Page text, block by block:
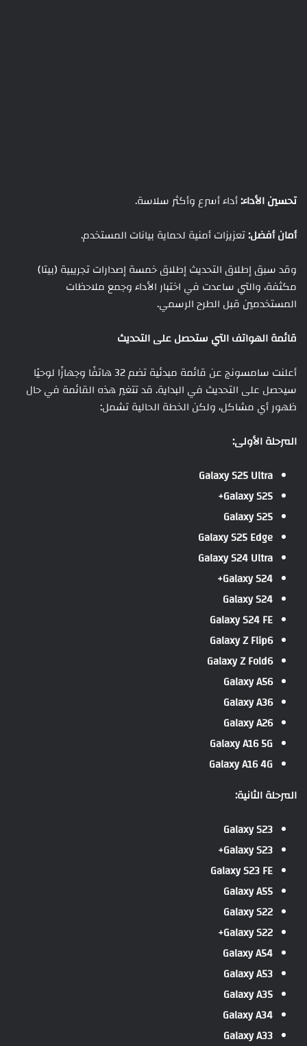
تحسين الأداء:أداء أسرع وأكثر سلاسة.
أمان أفضل:تعزيزات أمنية لحماية بيانات المستخدم.
وقد سبق إطلاق التحديث إطلاق خمسة إصدارات تجريبية (بيتا)
مكثفة، والتي ساعدت في اختبار الأداء وجمع ملاحظات
المستخدمين قبل الطرح الرسمي.
قائمة الهواتف التي ستحصل على التحديث
أعلنت سامسونج عن قائمة مبدئية تضم 32 هاتفًا وجهازًا لوحيًا
سيحصل على التحديث في البداية. قد تتغير هذه القائمة في حال
ظهور أي مشاكل، ولكن الخطة الحالية تشمل:
المرحلة الأولى:
Galaxy S25 Ultra
Galaxy S25+
Galaxy S25
Galaxy S25 Edge
Galaxy S24 Ultra
Galaxy S24+
Galaxy S24
Galaxy S24 FE
Galaxy Z Flip6
Galaxy Z Fold6
Galaxy A56
Galaxy A36
Galaxy A26
Galaxy A16 5G
Galaxy A16 4G
المرحلة الثانية:
Galaxy S23
Galaxy S23+
Galaxy S23 FE
Galaxy A55
Galaxy S22
Galaxy S22+
Galaxy A54
Galaxy A53
Galaxy A35
Galaxy A34
Galaxy A33